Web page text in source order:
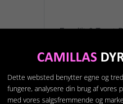
Feed'it & Treat
Pølse med 92 %
Dette websted benytter egne og
fungere, analysere din brug af
med vores salgsfremmende og